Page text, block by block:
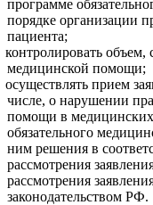
программе
порядке организации
пациента;
контролировать объем,
медицинской помощи;
осуществлять прием
числе, о нарушении
помощи в
обязательного
ним решения в
рассмотрения
рассмотрения
законодательством РФ.